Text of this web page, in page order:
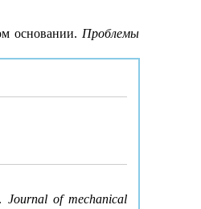
основании. Проблемы
Journal of mechanical